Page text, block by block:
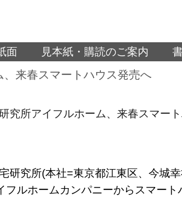
面 見本紙・購読のご案内
来春スマートハウス発売へ
究所アイフルホーム、来春スマー
研究所(本社=東京都江東区、今城
フルホームカンパニーからスマート